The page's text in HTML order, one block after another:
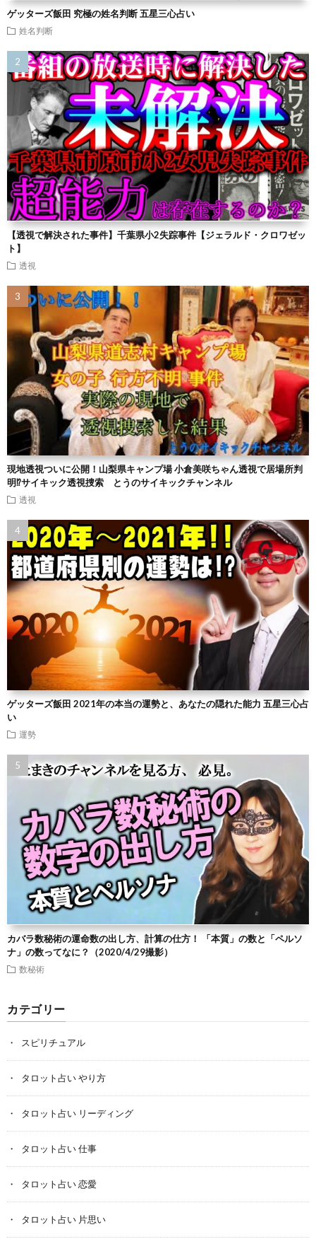
ゲッターズ飯田 究極の姓名判断 五星三心占い
姓名判断
【透視で解決された事件】千葉県小2失踪事件【ジェラルド・クロワゼッ
ト】
透視
現地透視ついに公開！山梨県キャンプ場 小倉美咲ちゃん透視で居場所判
明⁉︎サイキック透視捜索 とうのサイキックチャンネル
透視
ゲッターズ飯田 2021年の本当の運勢と、あなたの隠れた能力 五星三心占
い
運勢
カバラ数秘術の運命数の出し方、計算の仕方！ 「本質」の数と「ペルソ
ナ」の数ってなに？（2020/4/29撮影）
数秘術
カテゴリー
スピリチュアル
タロット占い やり方
タロット占い リーディング
タロット占い 仕事
タロット占い 恋愛
タロット占い 片思い